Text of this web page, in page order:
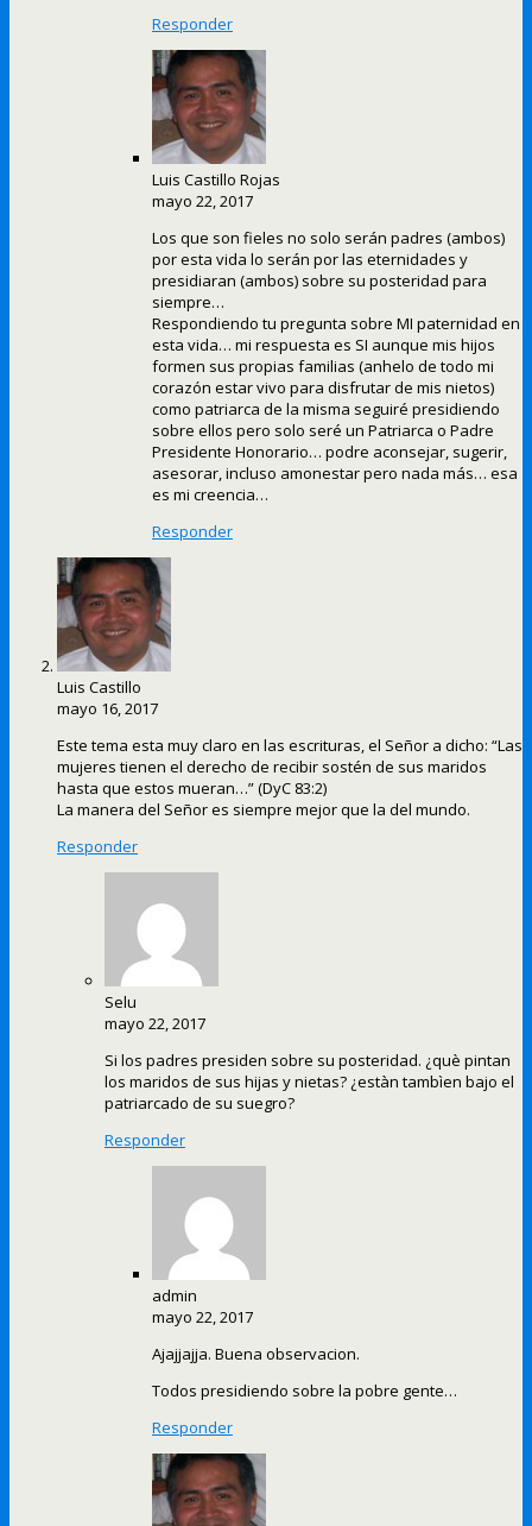
Responder
Luis Castillo Rojas
mayo 22, 2017
Los que son fieles no solo serán padres (ambos)
por esta vida lo serán por las eternidades y
presidiaran (ambos) sobre su posteridad para
siempre…
Respondiendo tu pregunta sobre MI paternidad en
esta vida… mi respuesta es SI aunque mis hijos
formen sus propias familias (anhelo de todo mi
corazón estar vivo para disfrutar de mis nietos)
como patriarca de la misma seguiré presidiendo
sobre ellos pero solo seré un Patriarca o Padre
Presidente Honorario… podre aconsejar, sugerir,
asesorar, incluso amonestar pero nada más… esa
es mi creencia…
Responder
Luis Castillo
mayo 16, 2017
Este tema esta muy claro en las escrituras, el Señor a dicho: “Las
mujeres tienen el derecho de recibir sostén de sus maridos
hasta que estos mueran…” (DyC 83:2)
La manera del Señor es siempre mejor que la del mundo.
Responder
Selu
mayo 22, 2017
Si los padres presiden sobre su posteridad. ¿què pintan
los maridos de sus hijas y nietas? ¿estàn tambìen bajo el
patriarcado de su suegro?
Responder
admin
mayo 22, 2017
Ajajjajja. Buena observacion.
Todos presidiendo sobre la pobre gente…
Responder